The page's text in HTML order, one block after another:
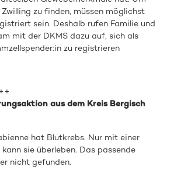
zu finden, müssen möglichst
sein. Deshalb rufen Familie und
mit der DKMS dazu auf, sich als
zu registrieren
aus dem Kreis Bergisch
hat Blutkrebs. Nur mit einer
sie überleben. Das passende
nicht gefunden.